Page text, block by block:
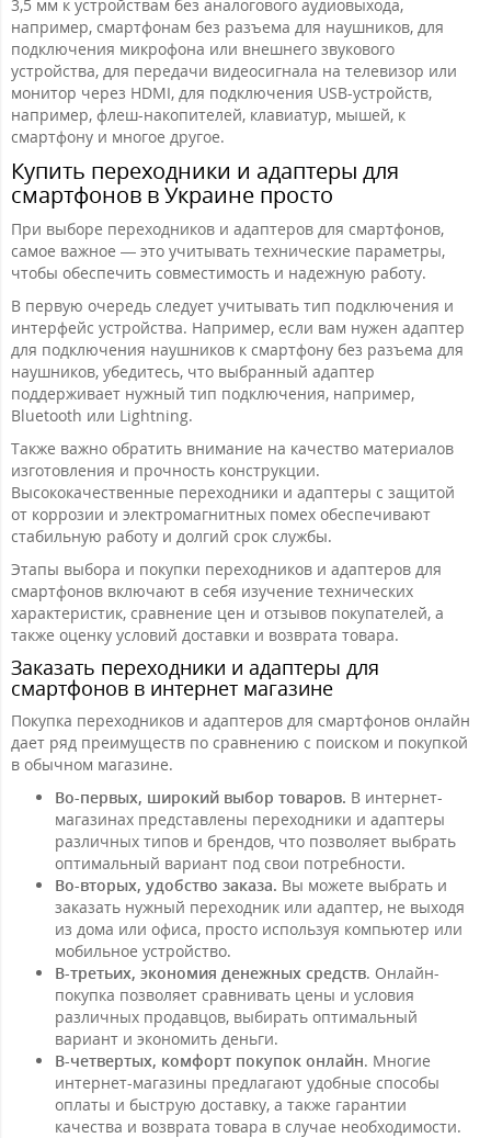
3,5 мм к устройствам без аналогового аудиовыхода,
например, смартфонам без разъема для наушников, для
подключения микрофона или внешнего звукового
устройства, для передачи видеосигнала на телевизор или
монитор через HDMI, для подключения USB-устройств,
например, флеш-накопителей, клавиатур, мышей, к
смартфону и многое другое.
Купить переходники и адаптеры для
смартфонов в Украине просто
При выборе переходников и адаптеров для смартфонов,
самое важное — это учитывать технические параметры,
чтобы обеспечить совместимость и надежную работу.
В первую очередь следует учитывать тип подключения и
интерфейс устройства. Например, если вам нужен адаптер
для подключения наушников к смартфону без разъема для
наушников, убедитесь, что выбранный адаптер
поддерживает нужный тип подключения, например,
Bluetooth или Lightning.
Также важно обратить внимание на качество материалов
изготовления и прочность конструкции.
Высококачественные переходники и адаптеры с защитой
от коррозии и электромагнитных помех обеспечивают
стабильную работу и долгий срок службы.
Этапы выбора и покупки переходников и адаптеров для
смартфонов включают в себя изучение технических
характеристик, сравнение цен и отзывов покупателей, а
также оценку условий доставки и возврата товара.
Заказать переходники и адаптеры для
смартфонов в интернет магазине
Покупка переходников и адаптеров для смартфонов онлайн
дает ряд преимуществ по сравнению с поиском и покупкой
в обычном магазине.
Во-первых, широкий выбор товаров. В интернет-
магазинах представлены переходники и адаптеры
различных типов и брендов, что позволяет выбрать
оптимальный вариант под свои потребности.
Во-вторых, удобство заказа. Вы можете выбрать и
заказать нужный переходник или адаптер, не выходя
из дома или офиса, просто используя компьютер или
мобильное устройство.
В-третьих, экономия денежных средств. Онлайн-
покупка позволяет сравнивать цены и условия
различных продавцов, выбирать оптимальный
вариант и экономить деньги.
В-четвертых, комфорт покупок онлайн. Многие
интернет-магазины предлагают удобные способы
оплаты и быструю доставку, а также гарантии
качества и возврата товара в случае необходимости.